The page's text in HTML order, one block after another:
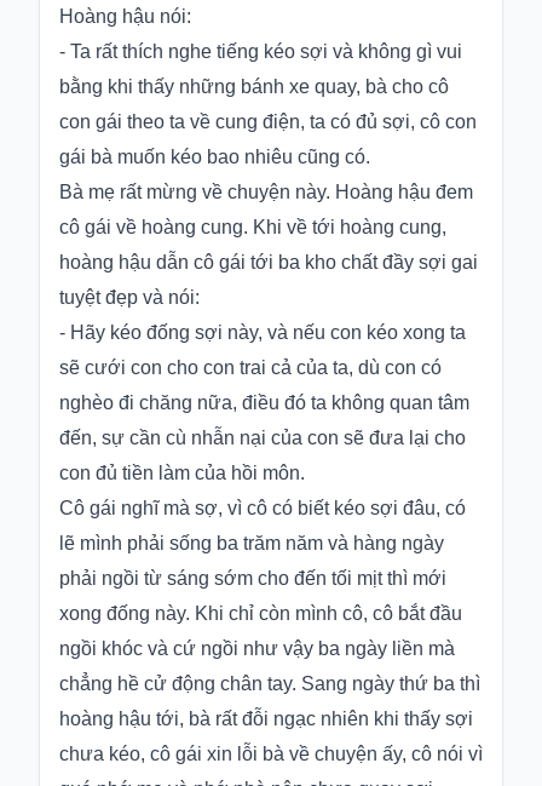
Hoàng hậu nói:
- Ta rất thích nghe tiếng kéo sợi và không gì vui
bằng khi thấy những bánh xe quay, bà cho cô
con gái theo ta về cung điện, ta có đủ sợi, cô con
gái bà muốn kéo bao nhiêu cũng có.
Bà mẹ rất mừng về chuyện này. Hoàng hậu đem
cô gái về hoàng cung. Khi về tới hoàng cung,
hoàng hậu dẫn cô gái tới ba kho chất đầy sợi gai
tuyệt đẹp và nói:
- Hãy kéo đống sợi này, và nếu con kéo xong ta
sẽ cưới con cho con trai cả của ta, dù con có
nghèo đi chăng nữa, điều đó ta không quan tâm
đến, sự cần cù nhẫn nại của con sẽ đưa lại cho
con đủ tiền làm của hồi môn.
Cô gái nghĩ mà sợ, vì cô có biết kéo sợi đâu, có
lẽ mình phải sống ba trăm năm và hàng ngày
phải ngồi từ sáng sớm cho đến tối mịt thì mới
xong đống này. Khi chỉ còn mình cô, cô bắt đầu
ngồi khóc và cứ ngồi như vậy ba ngày liền mà
chẳng hề cử động chân tay. Sang ngày thứ ba thì
hoàng hậu tới, bà rất đỗi ngạc nhiên khi thấy sợi
chưa kéo, cô gái xin lỗi bà về chuyện ấy, cô nói vì